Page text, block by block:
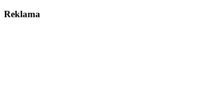
Reklama